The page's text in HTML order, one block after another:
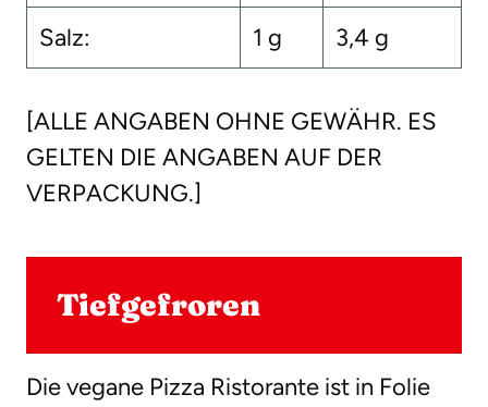
Salz: 1 g 3,4 g
[ALLE ANGABEN OHNE GEWÄHR. ES
GELTEN DIE ANGABEN AUF DER
VERPACKUNG.]
Tiefgefroren
Die vegane Pizza Ristorante ist in Folie